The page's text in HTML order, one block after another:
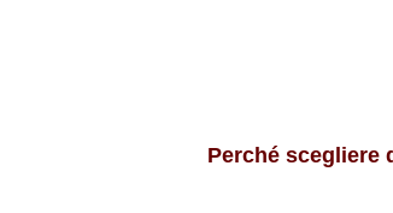
Perché scegliere